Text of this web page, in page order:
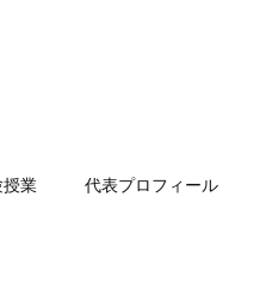
授業 代表プロフィール